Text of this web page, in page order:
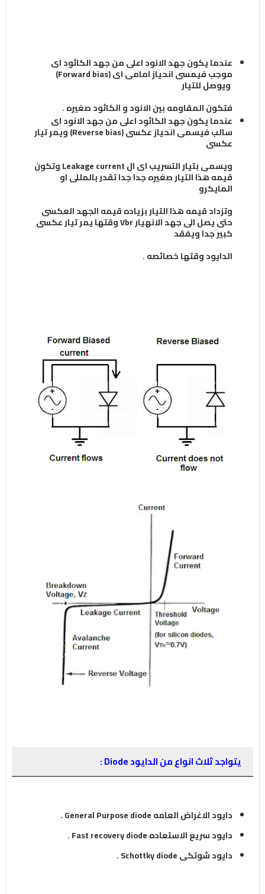
عندما يكون جهد الانود اعلى من جهد الكاثود اى
موجب فيمسى انحياز امامى اى (Forward bias)
ويوصل للتيار
فتكونالمقاومه بين الانود و الكاثود صغيره .
عندما يكون جهد الكاثود اعلى من جهد الانود اى
سالب فيسمى انحياز عكسى (Reverse bias) ويمر تيار
عكسى
ويسمى بتيار
التسريب اى ال Leakage current وتكون
قيمه هذا التيار صغيره جدا جدا تقدر بالمللى او
المايكرو
وتزداد قيمه هذا التياربزياده قيمه الجهد العكسى
حتى يصل الى جهد الانهيار Vbr وقتها يمر تيار عكسى
كبير جدا ويفقد
الدايود وقتها خصائصه .
يتواجد ثلاث انواع من الدايود Diode :
دايود الاغراض العامه General Purpose diode .
دايود سريع الاستعاده Fast recovery diode .
دايود شوتكى Schottky diode .